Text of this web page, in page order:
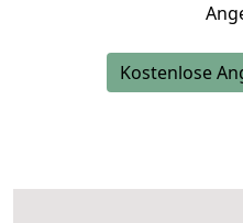
Kostenlose